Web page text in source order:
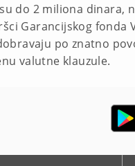
do 2 miliona dinara,
Garancijskog
po znatno
valutne klauzule.